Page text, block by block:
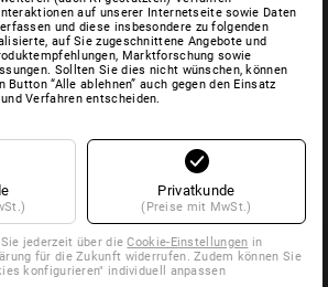
auf unserer Internetseite sowie Daten
und diese insbesondere zu folgenden
auf Sie zugeschnittene Angebote und
Marktforschung sowie
Sollten Sie dies nicht wünschen, können
“Alle ablehnen” auch gegen den Einsatz
Verfahren entscheiden.
Privatkunde
(Preise mit MwSt.)
jederzeit über dieCookie-Einstellungen in
für die Zukunft widerrufen. Zudem können Sie
konfigurieren" individuell anpassen